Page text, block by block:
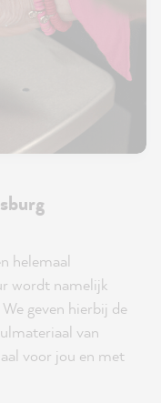
helemaal
wordt namelijk
geven hierbij de
van
voor jou en met